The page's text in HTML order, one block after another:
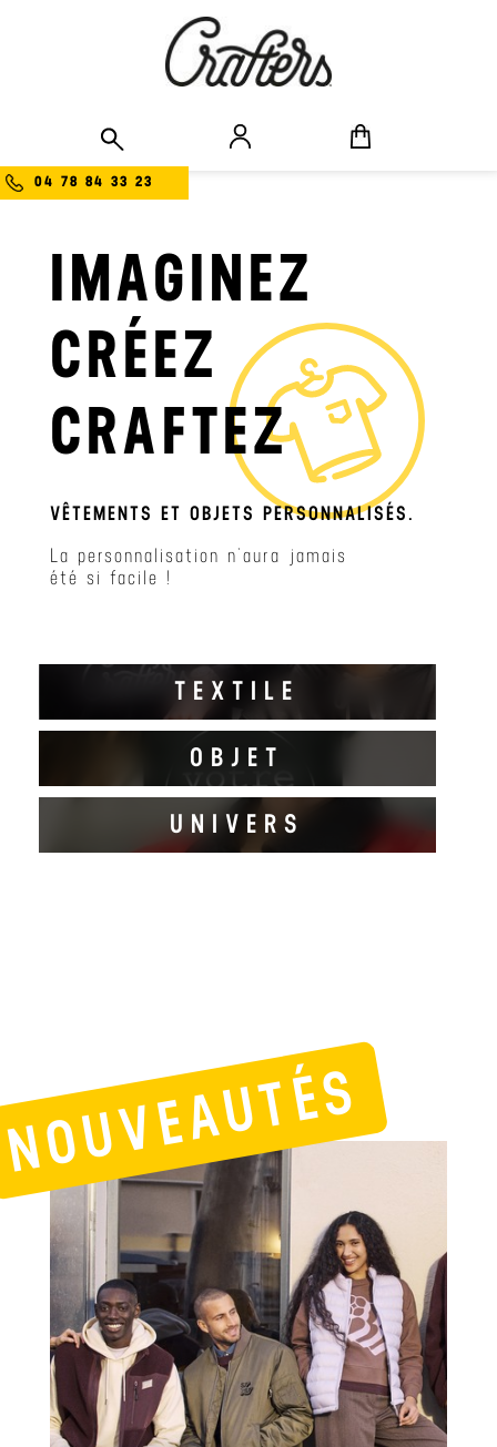
04 78 84 33 23
IMAGINEZ
CRÉEZ
CRAFTEZ
VÊTEMENTS ET OBJETS PERSONNALISÉS.
La personnalisation n’aura jamais
été si facile !
TEXTILE
OBJET
DECOUVRIR
UNIVERS
NOUVEAUTÉS